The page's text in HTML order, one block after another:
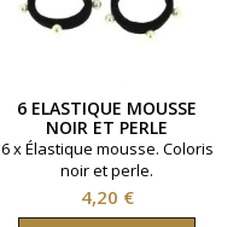
6 ELASTIQUE MOUSSE
NOIR ET PERLE
6 x Élastique mousse. Coloris
noir et perle.
Prix
4,20 €